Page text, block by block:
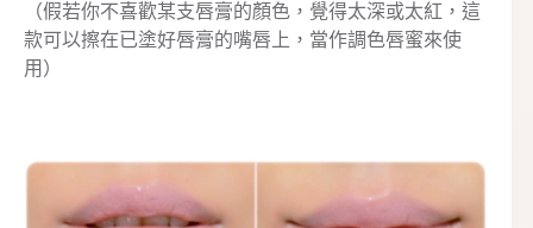
（假若你不喜歡某支唇膏的顏色，覺得太深或太紅，這
款可以擦在已塗好唇膏的嘴唇上，當作調色唇蜜來使
用）